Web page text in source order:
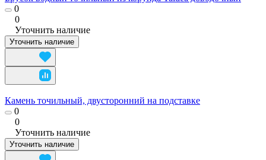
0
0
Уточнить наличие
Уточнить наличие
Камень точильный, двусторонний на подставке
0
0
Уточнить наличие
Уточнить наличие